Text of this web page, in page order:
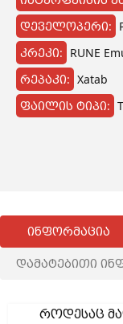
დეველოპერი:
კრეკი: RUNE
რეპაკი: Xatab
ფაილის ტიპი:
ინფორმაცია
დამატებითი
როდესაც